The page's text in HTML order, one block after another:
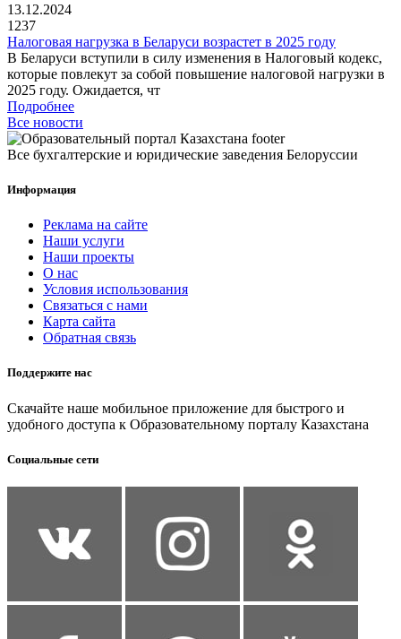
13.12.2024
1237
Налоговая нагрузка в Беларуси возрастет в 2025 году
В Беларуси вступили в силу изменения в Налоговый кодекс,
которые повлекут за собой повышение налоговой нагрузки в
2025 году. Ожидается, чт
Подробнее
Все новости
Все бухгалтерские и юридические заведения Белоруссии
Информация
Реклама на сайте
Наши услуги
Наши проекты
О нас
Условия использования
Связаться с нами
Карта сайта
Обратная связь
Поддержите нас
Скачайте наше мобильное приложение для быстрого и
удобного доступа к Образовательному порталу Казахстана
Социальные сети